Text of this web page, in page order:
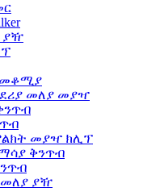
ያዥ
መቆሚያ
መለያ መያዣ
መያዣ ክሊፕ
ቅንጥብ
መለያ ያዥ